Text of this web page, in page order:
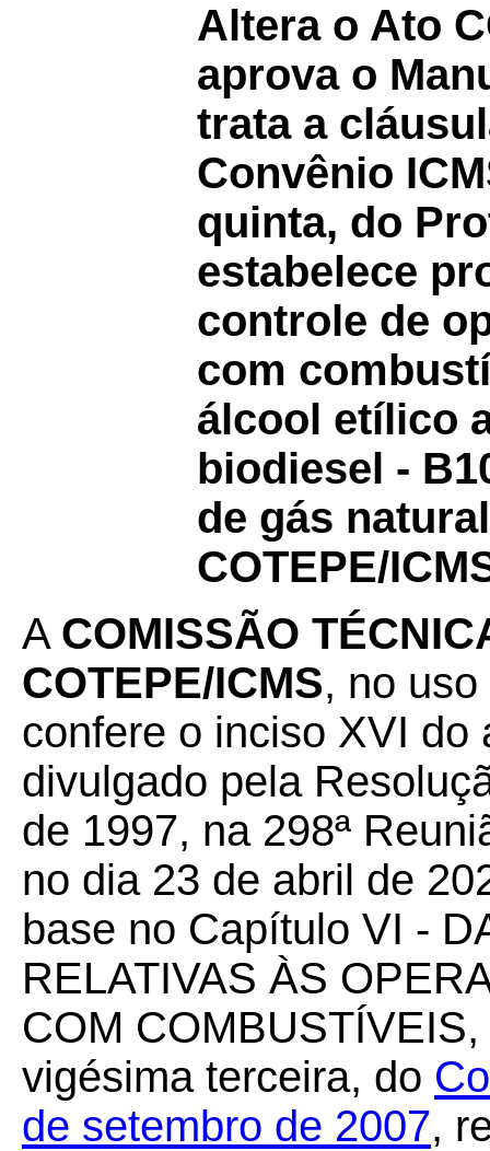
Altera o Ato
aprova o
trata a
Convênio
quinta, do
estabelece
controle de
com
álcool etílico
biodiesel -
de gás
COTEPE/
A COMISSÃO
COTEPE/ICMS, no
confere o inciso XVI do
divulgado pela
de 1997, na 298ª
no dia 23 de abril de
base no Capítulo VI -
RELATIVAS ÀS
COM
vigésima terceira, do
de setembro de 2007,